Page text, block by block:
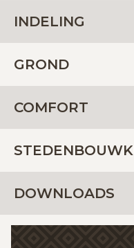
INDELING
GROND
COMFORT
DOWNLOADS